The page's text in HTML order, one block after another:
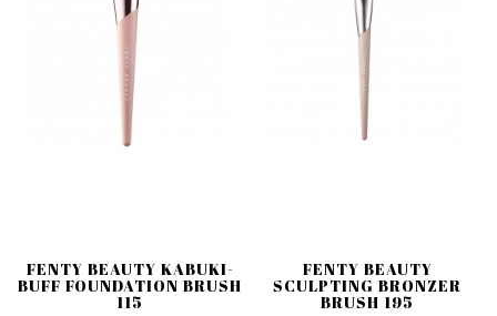
FENTY BEAUTY KABUKI-
BUFF FOUNDATION BRUSH
115
FENTY BEAUTY
SCULPTING BRONZER
BRUSH 195